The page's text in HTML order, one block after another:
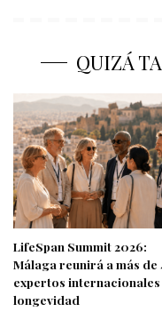
QUIZÁ
LifeSpan Summit 2026:
Málaga reunirá a más de
expertos internacionales
longevidad